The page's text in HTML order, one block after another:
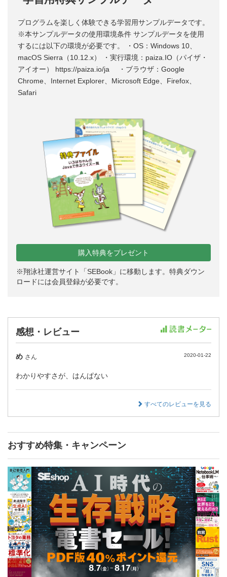
プログラムを楽しく体験できる学習用サンプルデータです。
※本サンプルデータの使用環境条件 サンプルデータを使用
するには以下の環境が必要です。 ・OS：Windows 10、
macOS Sierra（10.12.x） ・実行環境：paiza.IO（パイザ・
アイオー） https://paiza.io/ja ・ブラウザ：Google
Chrome、Internet Explorer、Microsoft Edge、Firefox、
Safari
購入特典をプレゼント
※翔泳社運営サイト「SEBook」に移動します。特典ダウン
ロードには会員登録が必要です。
感想・レビュー
め さん 2020-01-22
わかりやすさが、はんぱない
すべてのレビューを見る
おすすめ特集・キャンペーン